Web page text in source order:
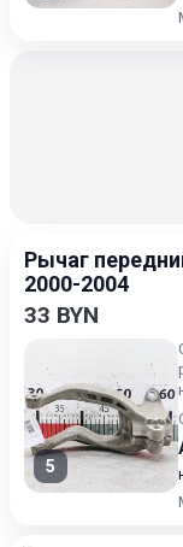
Рычаг
2000-2004
33 BYN
5